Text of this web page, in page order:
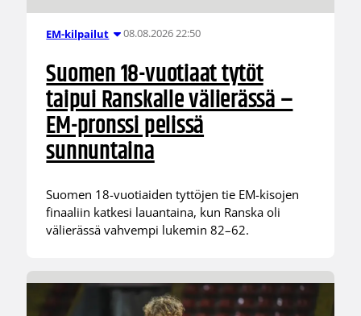
EM-kilpailut 08.08.2026 22:50
Suomen 18-vuotiaat tytöt
taipui Ranskalle välierässä –
EM-pronssi pelissä
sunnuntaina
Suomen 18-vuotiaiden tyttöjen tie EM-kisojen
finaaliin katkesi lauantaina, kun Ranska oli
välierässä vahvempi lukemin 82–62.